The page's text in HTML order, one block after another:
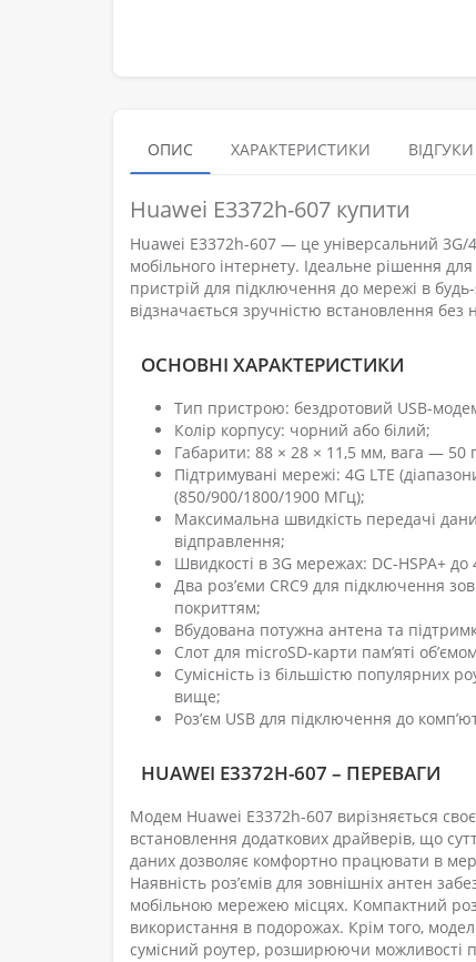
ОПИС ХАРАКТЕРИСТИКИ ВІДГУКИ
Huawei E3372h-607 купити
Huawei E3372h-607 — це універсальний 3G/
мобільного інтернету. Ідеальне рішення
пристрій для підключення до мережі в будь-
відзначається зручністю встановлення без
ОСНОВНІ ХАРАКТЕРИСТИКИ
Тип пристрою: бездротовий USB-
Колір корпусу: чорний або білий;
Габарити: 88 × 28 × 11,5 мм, вага — 50
Підтримувані мережі: 4G LTE
(850/900/1800/1900 МГц);
Максимальна швидкість передачі
відправлення;
Швидкості в 3G мережах: DC-HSPA+ до
Два роз’єми CRC9 для підключення
покриттям;
Вбудована потужна антена та
Слот для microSD-карти пам’яті
Сумісність із більшістю популярних
вище;
Роз’єм USB для підключення до
HUAWEI E3372H-607 – ПЕРЕВАГИ
Модем Huawei E3372h-607 вирізняється
встановлення додаткових драйверів, що
даних дозволяє комфортно працювати в
Наявність роз’ємів для зовнішніх антен
мобільною мережею місцях. Компактний
використання в подорожах. Крім того,
сумісний роутер, розширюючи можливості